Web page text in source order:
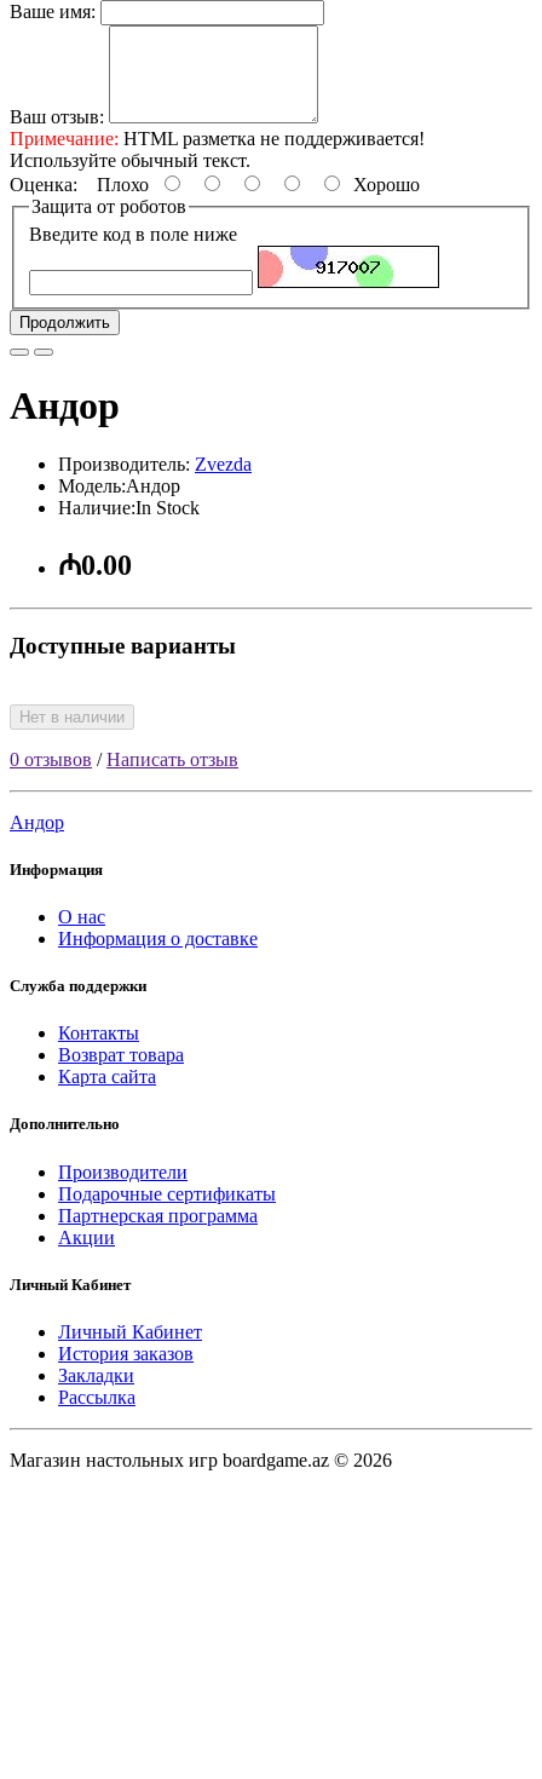
Ваше имя:
Ваш отзыв:
Примечание: HTML разметка не поддерживается!
Используйте обычный текст.
Оценка: Плохо
Хорошо
Защита от роботов
Введите код в поле ниже
Продолжить
Андор
Производитель: Zvezda
Модель:Андор
Наличие:In Stock
₼0.00
Доступные варианты
Нет в наличии
0 отзывов /Написать отзыв
Андор
Информация
О нас
Информация о доставке
Служба поддержки
Контакты
Возврат товара
Карта сайта
Дополнительно
Производители
Подарочные сертификаты
Партнерская программа
Акции
Личный Кабинет
Личный Кабинет
История заказов
Закладки
Рассылка
Магазин настольных игр boardgame.az © 2026